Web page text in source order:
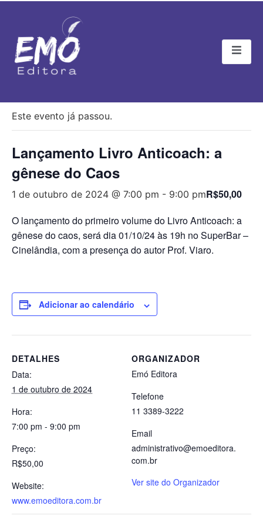
Este evento já passou.
Lançamento Livro Anticoach: a
gênese do Caos
1 de outubro de 2024 @ 7:00 pm - 9:00 pmR$50,00
O lançamento do primeiro volume do Livro Anticoach: a
gênese do caos, será dia 01/10/24 às 19h no SuperBar –
Cinelândia, com a presença do autor Prof. Viaro.
Adicionar ao calendário
DETALHES
Data:
1 de outubro de 2024
Hora:
7:00 pm - 9:00 pm
Preço:
R$50,00
Website:
www.emoeditora.com.br
ORGANIZADOR
Emó Editora
Telefone
11 3389-3222
Email
administrativo@emoeditora.
com.br
Ver site do Organizador